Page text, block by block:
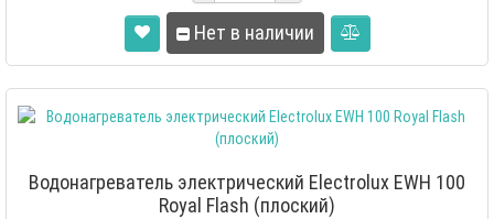
Нет в наличии
Водонагреватель электрический Electrolux EWH 100
Royal Flash (плоский)